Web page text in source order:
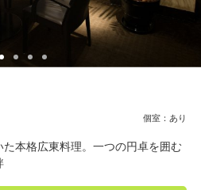
個室：あり
た本格広東料理。一つの円卓を囲む